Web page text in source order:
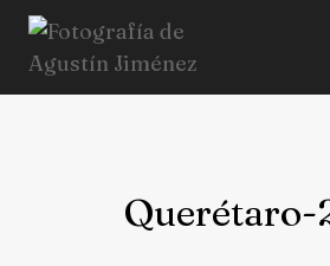
Querétaro-